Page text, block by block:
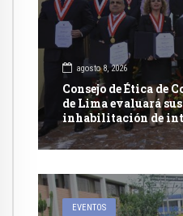
agosto 8, 2026
Consejo de Ética de
de Lima evaluará
inhabilitación de
Nacional de Justicia
EVENTOS